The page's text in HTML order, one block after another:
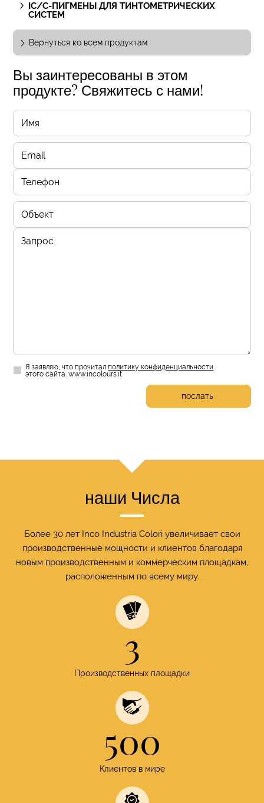
IC/C-ПИГМЕНЫ ДЛЯ ТИНТОМЕТРИЧЕСКИХ
СИСТЕМ
Вернуться ко всем продуктам
Вы заинтересованы в этом
продукте? Свяжитесь с нами!
Я заявляю, что прочиталполитику конфиденциальности
этого сайта. www.incolours.it
послать
наши Числа
Более 30 лет Inco Industria Colori увеличивает свои
производственные мощности и клиентов благодаря
новым производственным и коммерческим площадкам,
расположенным по всему миру.
3
Производственных площадки
500
Клиентов в мире